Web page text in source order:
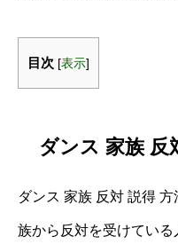
目次 [表示]
ダンス 家族 反
ダンス 家族 反対 説得
族から反対を受けている